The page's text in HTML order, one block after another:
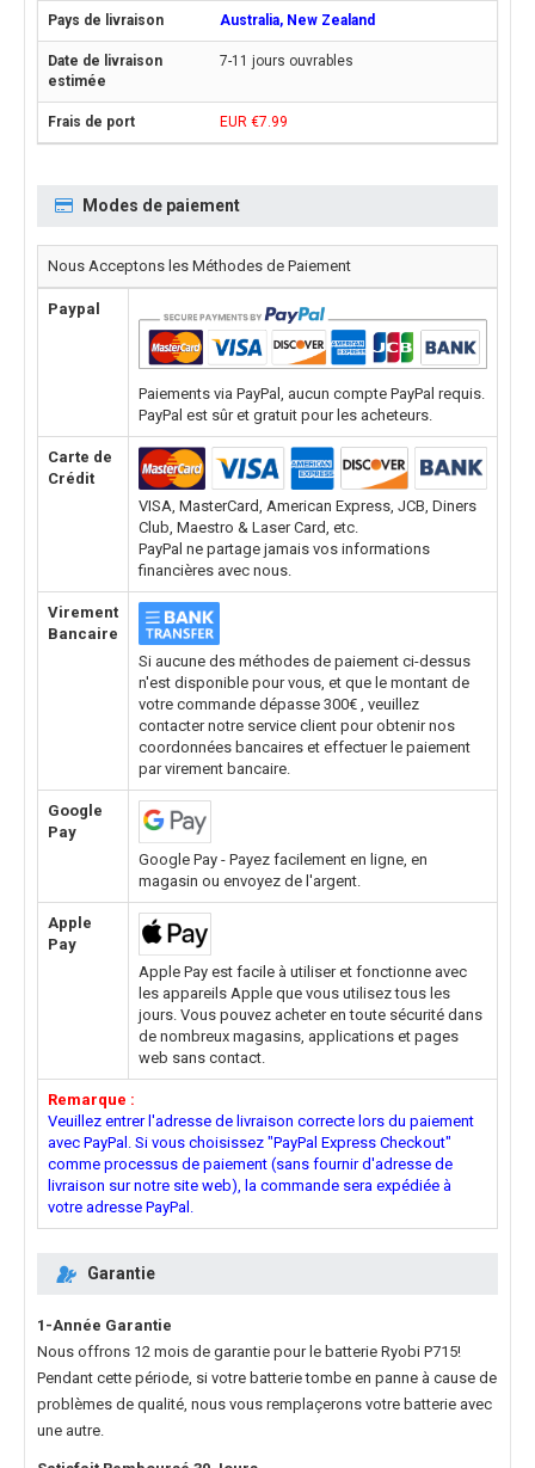
Australia, New Zealand
7-11 jours ouvrables
EUR €7.99
Modes de paiement
Nous Acceptons les Méthodes de Paiement
Paypal
Paiements via PayPal, aucun compte PayPal requis.
PayPal est sûr et gratuit pour les acheteurs.
Carte de
Crédit
VISA, MasterCard, American Express, JCB, Diners
Club, Maestro & Laser Card, etc.
PayPal ne partage jamais vos informations
financières avec nous.
Virement
Bancaire
Si aucune des méthodes de paiement ci-dessus
n'est disponible pour vous, et que le montant de
votre commande dépasse 300€ , veuillez
contacter notre service client pour obtenir nos
coordonnées bancaires et effectuer le paiement
par virement bancaire.
Google
Pay
Google Pay - Payez facilement en ligne, en
magasin ou envoyez de l'argent.
Apple
Pay
Apple Pay est facile à utiliser et fonctionne avec
les appareils Apple que vous utilisez tous les
jours. Vous pouvez acheter en toute sécurité dans
de nombreux magasins, applications et pages
web sans contact.
Remarque :
Veuillez entrer l'adresse de livraison correcte lors du paiement
avec PayPal. Si vous choisissez "PayPal Express Checkout"
comme processus de paiement (sans fournir d'adresse de
livraison sur notre site web), la commande sera expédiée à
votre adresse PayPal.
Garantie
1-Année Garantie
Nous offrons 12 mois de garantie pour le batterie Ryobi P715!
Pendant cette période, si votre batterie tombe en panne à cause de
problèmes de qualité, nous vous remplaçerons votre batterie avec
une autre.